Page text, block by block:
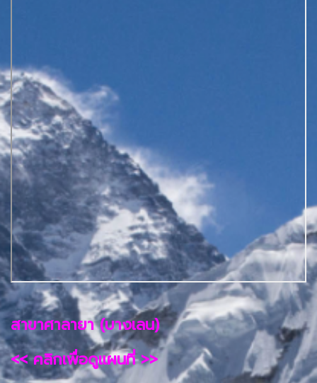
สาขาศาลายา (บางเลน)
<< คลิกเพื่อดูแผนที่ >>